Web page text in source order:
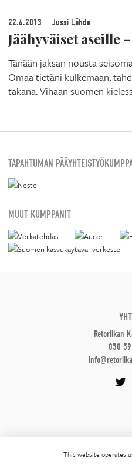
This website operates
22.4.2013 Jussi Lähde
Jäähyväiset aseille
Tänään jaksan nousta
Omaa tietäni kulkemaan,
takana. Vihaan suomen
TAPAHTUMAN
MUUT KUMPPANIT
Retoriikan
050